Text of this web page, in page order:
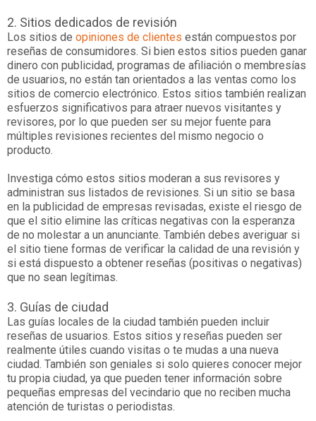
2. Sitios dedicados de revisión
Los sitios de opiniones de clientes están compuestos por
reseñas de consumidores. Si bien estos sitios pueden ganar
dinero con publicidad, programas de afiliación o membresías
de usuarios, no están tan orientados a las ventas como los
sitios de comercio electrónico. Estos sitios también realizan
esfuerzos significativos para atraer nuevos visitantes y
revisores, por lo que pueden ser su mejor fuente para
múltiples revisiones recientes del mismo negocio o
producto.
Investiga cómo estos sitios moderan a sus revisores y
administran sus listados de revisiones. Si un sitio se basa
en la publicidad de empresas revisadas, existe el riesgo de
que el sitio elimine las críticas negativas con la esperanza
de no molestar a un anunciante. También debes averiguar si
el sitio tiene formas de verificar la calidad de una revisión y
si está dispuesto a obtener reseñas (positivas o negativas)
que no sean legítimas.
3. Guías de ciudad
Las guías locales de la ciudad también pueden incluir
reseñas de usuarios. Estos sitios y reseñas pueden ser
realmente útiles cuando visitas o te mudas a una nueva
ciudad. También son geniales si solo quieres conocer mejor
tu propia ciudad, ya que pueden tener información sobre
pequeñas empresas del vecindario que no reciben mucha
atención de turistas o periodistas.